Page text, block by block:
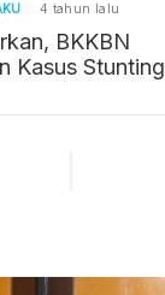
4 tahun lalu
BKKBN
Kasus Stunting